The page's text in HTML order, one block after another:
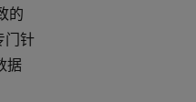
的
门针
据